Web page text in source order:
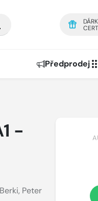
Předprodej
-
, Peter